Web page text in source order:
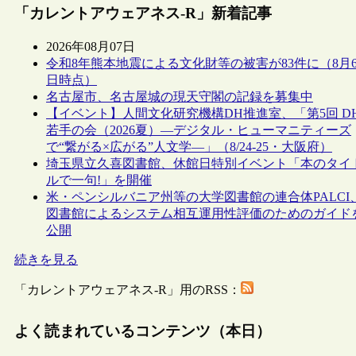
「カレントアウェアネス-R」新着記事
2026年08月07日
令和8年熊本地震による文化財等の被害が83件に（8月
日時点）
名古屋市、名古屋城の現天守閣の記録を募集中
【イベント】人間文化研究機構DH推進室、「第5回
若手の会（2026夏）―デジタル・ヒューマニティーズ
で“繋がる×広がる”人文学―」（8/24-25・大阪府）
埼玉県立久喜図書館、休館日特別イベント「本のタイ
ルで一句!」を開催
米・ペンシルバニア州等の大学図書館の連合体PALCI、
図書館によるシステム相互運用性評価のためのガイド
公開
続きを見る
「カレントアウェアネス-R」用のRSS：
よく読まれているコンテンツ（本日）